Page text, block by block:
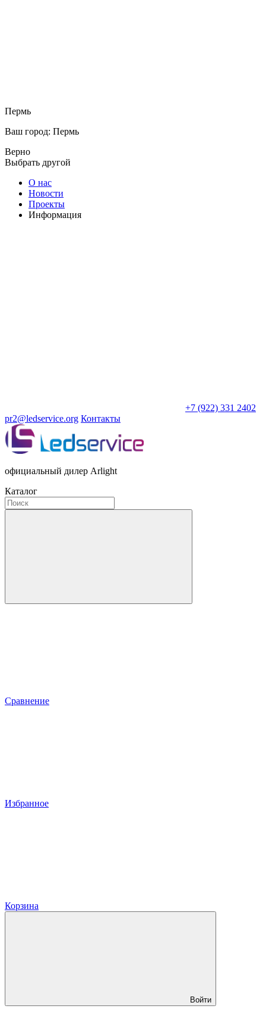
Пермь
Ваш город: Пермь
Верно
Выбрать другой
О нас
Новости
Проекты
Информация
+7 (922) 331 2402
pr2@ledservice.org Контакты
официальный дилер Arlight
Каталог
Сравнение
Избранное
Корзина
Войти